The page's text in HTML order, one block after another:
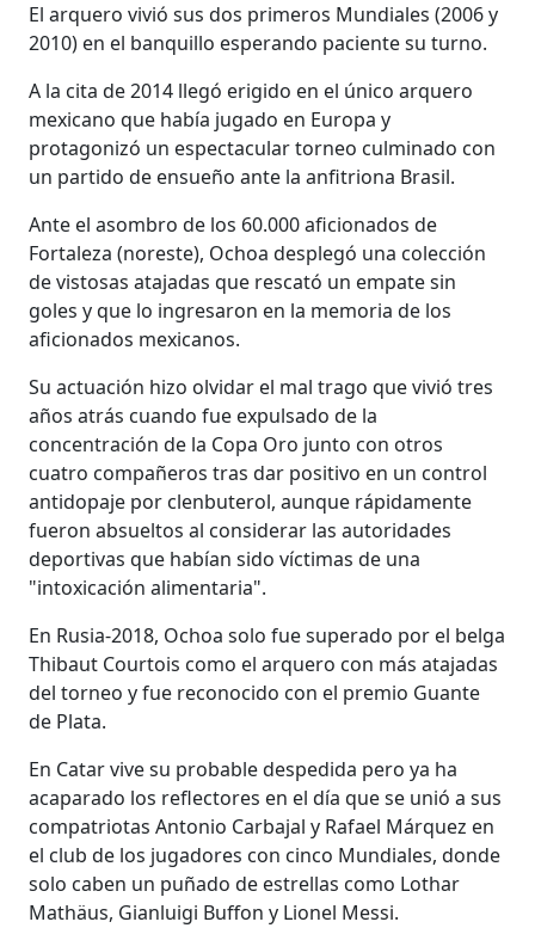
El arquero vivió sus dos primeros Mundiales (2006 y
2010) en el banquillo esperando paciente su turno.
A la cita de 2014 llegó erigido en el único arquero
mexicano que había jugado en Europa y
protagonizó un espectacular torneo culminado con
un partido de ensueño ante la anfitriona Brasil.
Ante el asombro de los 60.000 aficionados de
Fortaleza (noreste), Ochoa desplegó una colección
de vistosas atajadas que rescató un empate sin
goles y que lo ingresaron en la memoria de los
aficionados mexicanos.
Su actuación hizo olvidar el mal trago que vivió tres
años atrás cuando fue expulsado de la
concentración de la Copa Oro junto con otros
cuatro compañeros tras dar positivo en un control
antidopaje por clenbuterol, aunque rápidamente
fueron absueltos al considerar las autoridades
deportivas que habían sido víctimas de una
"intoxicación alimentaria".
En Rusia-2018, Ochoa solo fue superado por el belga
Thibaut Courtois como el arquero con más atajadas
del torneo y fue reconocido con el premio Guante
de Plata.
En Catar vive su probable despedida pero ya ha
acaparado los reflectores en el día que se unió a sus
compatriotas Antonio Carbajal y Rafael Márquez en
el club de los jugadores con cinco Mundiales, donde
solo caben un puñado de estrellas como Lothar
Mathäus, Gianluigi Buffon y Lionel Messi.